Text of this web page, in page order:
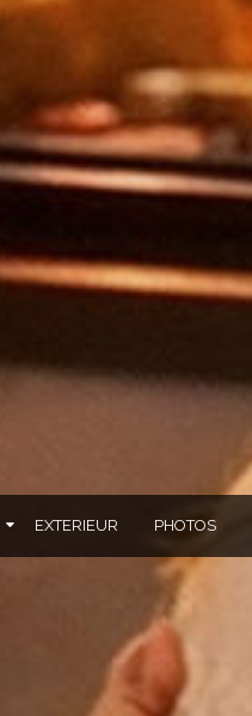
EXTERIEUR PHOTOS